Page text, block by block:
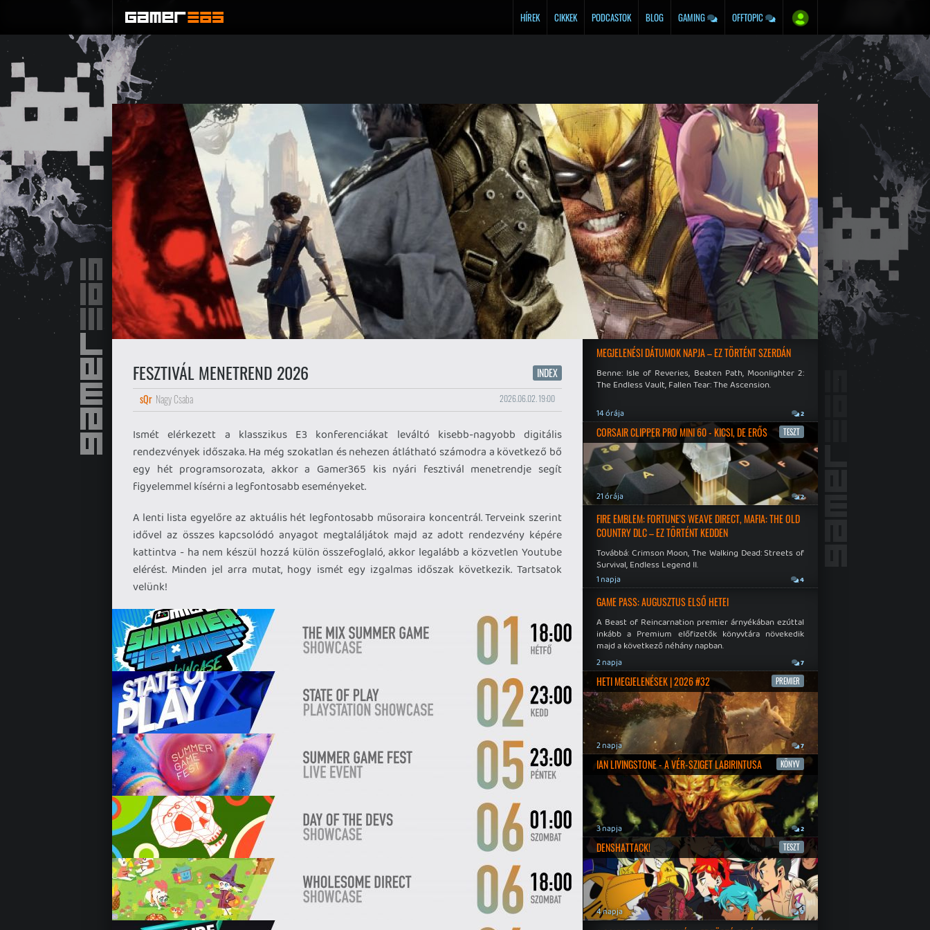
HÍREK CIKKEK PODCASTOK BLOG GAMING OFFTOPIC
FESZTIVÁL MENETREND 2026
INDEX
sQr Nagy Csaba 2026.06.02. 19:00
Ismét elérkezett a klasszikus E3 konferenciákat leváltó kisebb-nagyobb digitális
rendezvények időszaka. Ha még szokatlan és nehezen átlátható számodra a következő bő
egy hét programsorozata, akkor a Gamer365 kis nyári fesztivál menetrendje segít
figyelemmel kísérni a legfontosabb eseményeket.
A lenti lista egyelőre az aktuális hét legfontosabb műsoraira koncentrál. Terveink szerint
idővel az összes kapcsolódó anyagot megtaláljátok majd az adott rendezvény képére
kattintva - ha nem készül hozzá külön összefoglaló, akkor legalább a közvetlen Youtube
elérést. Minden jel arra mutat, hogy ismét egy izgalmas időszak következik. Tartsatok
velünk!
MEGJELENÉSI DÁTUMOK NAPJA – EZ TÖRTÉNT SZERDÁN
Benne: Isle of Reveries, Beaten Path, Moonlighter 2:
The Endless Vault, Fallen Tear: The Ascension.
14 órája 2
CORSAIR CLIPPER PRO MINI 60 - KICSI, DE ERŐS TESZT
21 órája 2
FIRE EMBLEM: FORTUNE'S WEAVE DIRECT, MAFIA: THE OLD
COUNTRY DLC – EZ TÖRTÉNT KEDDEN
Továbbá: Crimson Moon, The Walking Dead: Streets of
Survival, Endless Legend II.
1 napja 4
GAME PASS: AUGUSZTUS ELSŐ HETEI
A Beast of Reincarnation premier árnyékában ezúttal
inkább a Premium előfizetők könyvtára növekedik
majd a következő néhány napban.
2 napja 7
HETI MEGJELENÉSEK | 2026 #32 PREMIER
2 napja 7
IAN LIVINGSTONE - A VÉR-SZIGET LABIRINTUSA KÖNYV
3 napja 2
DENSHATTACK! TESZT
4 napja 9